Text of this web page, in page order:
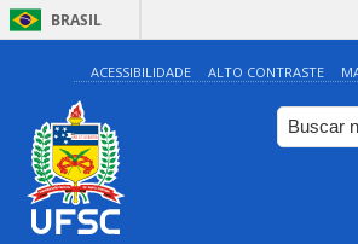
BRASIL
ACESSIBILIDADE ALTO CONTRASTE